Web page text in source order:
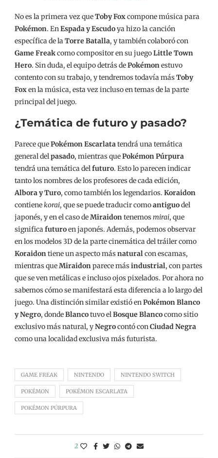
No es la primera vez queToby Foxcompone música para
Pokémon. EnEspada y Escudoya hizo la canción
específica de laTorre Batalla, y también colaboró con
Game Freakcomo compositor en su juegoLittle Town
Hero. Sin duda, el equipo detrás dePokémonestuvo
contento con su trabajo, y tendremos todavía másToby
Foxen la música, esta vez incluso en temas de la parte
principal del juego.
¿Temática de futuro y pasado?
Parece quePokémon Escarlatatendrá una temática
general delpasado, mientras quePokémon Púrpura
tendrá una temática delfuturo. Esto lo parecen indicar
tanto los nombres de los profesores de cada edición,
Albora y Turo, como también los legendarios. Koraidon
contienekorai, que se puede traducir comoantiguodel
japonés, y en el caso deMiraidontenemosmirai, que
significafuturoen japonés. Además, podemos observar
en los modelos 3D de la parte cinemática del tráiler como
Koraidontiene un aspecto másnaturalcon escamas,
mientras queMiraidonparece másindustrial, con partes
que se ven metálicas e incluso ojos pixelados. Por ahora no
sabemos cómo se manifestará esta diferencia a lo largo del
juego. Una distinción similar existió enPokémon Blanco
y Negro, dondeBlancotuvo elBosque Blancocomo sitio
exclusivo más natural, yNegrocontó conCiudad Negra
como una localidad exclusiva más futurista.
GAME FREAK NINTENDO NINTENDO SWITCH
POKÉMON POKÉMON ESCARLATA
POKÉMON PÚRPURA
2